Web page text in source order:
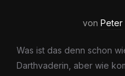
von Peter
Was ist das denn schon
Darthvaderin, aber wie